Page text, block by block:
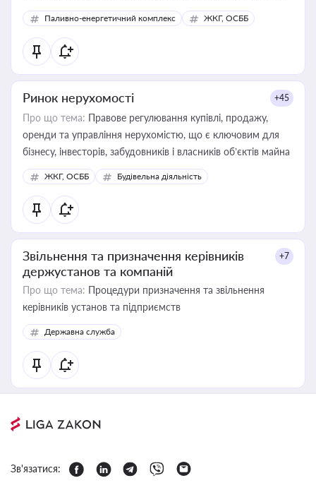
відновлюваних джерел
Паливно-енергетичний комплекс ЖКГ, ОСББ
Ринок нерухомості +45
Про що тема: Правове регулювання купівлі, продажу,
оренди та управління нерухомістю, що є ключовим для
бізнесу, інвесторів, забудовників і власників об’єктів майна
ЖКГ, ОСББ Будівельна діяльність
Звільнення та призначення керівників
держустанов та компаній
+7
Про що тема: Процедури призначення та звільнення
керівників установ та підприємств
Державна служба
Зв'язатися: